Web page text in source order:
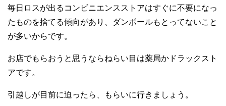
毎日ロスが出るコンビニエンスストアはすぐに不要になっ
たものを捨てる傾向があり、ダンボールもとってないこと
が多いからです。
お店でもらおうと思うならねらい目は薬局かドラックスト
アです。
引越しが目前に迫ったら、もらいに行きましょう。